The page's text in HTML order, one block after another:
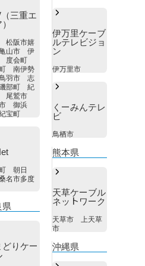
三重エ
）
松阪市嬉
山市 伊
度会町
南伊勢
羽市 志
部町 紀
尾鷲市
御浜
宝町
朝日
名市多度
どりケー
伊万里ケーブ
ルテレビジョ
ン
伊万里市
くーみんテレ
ビ
鳥栖市
熊本県
天草ケーブル
ネットワーク
天草市 上天草
市
沖縄県